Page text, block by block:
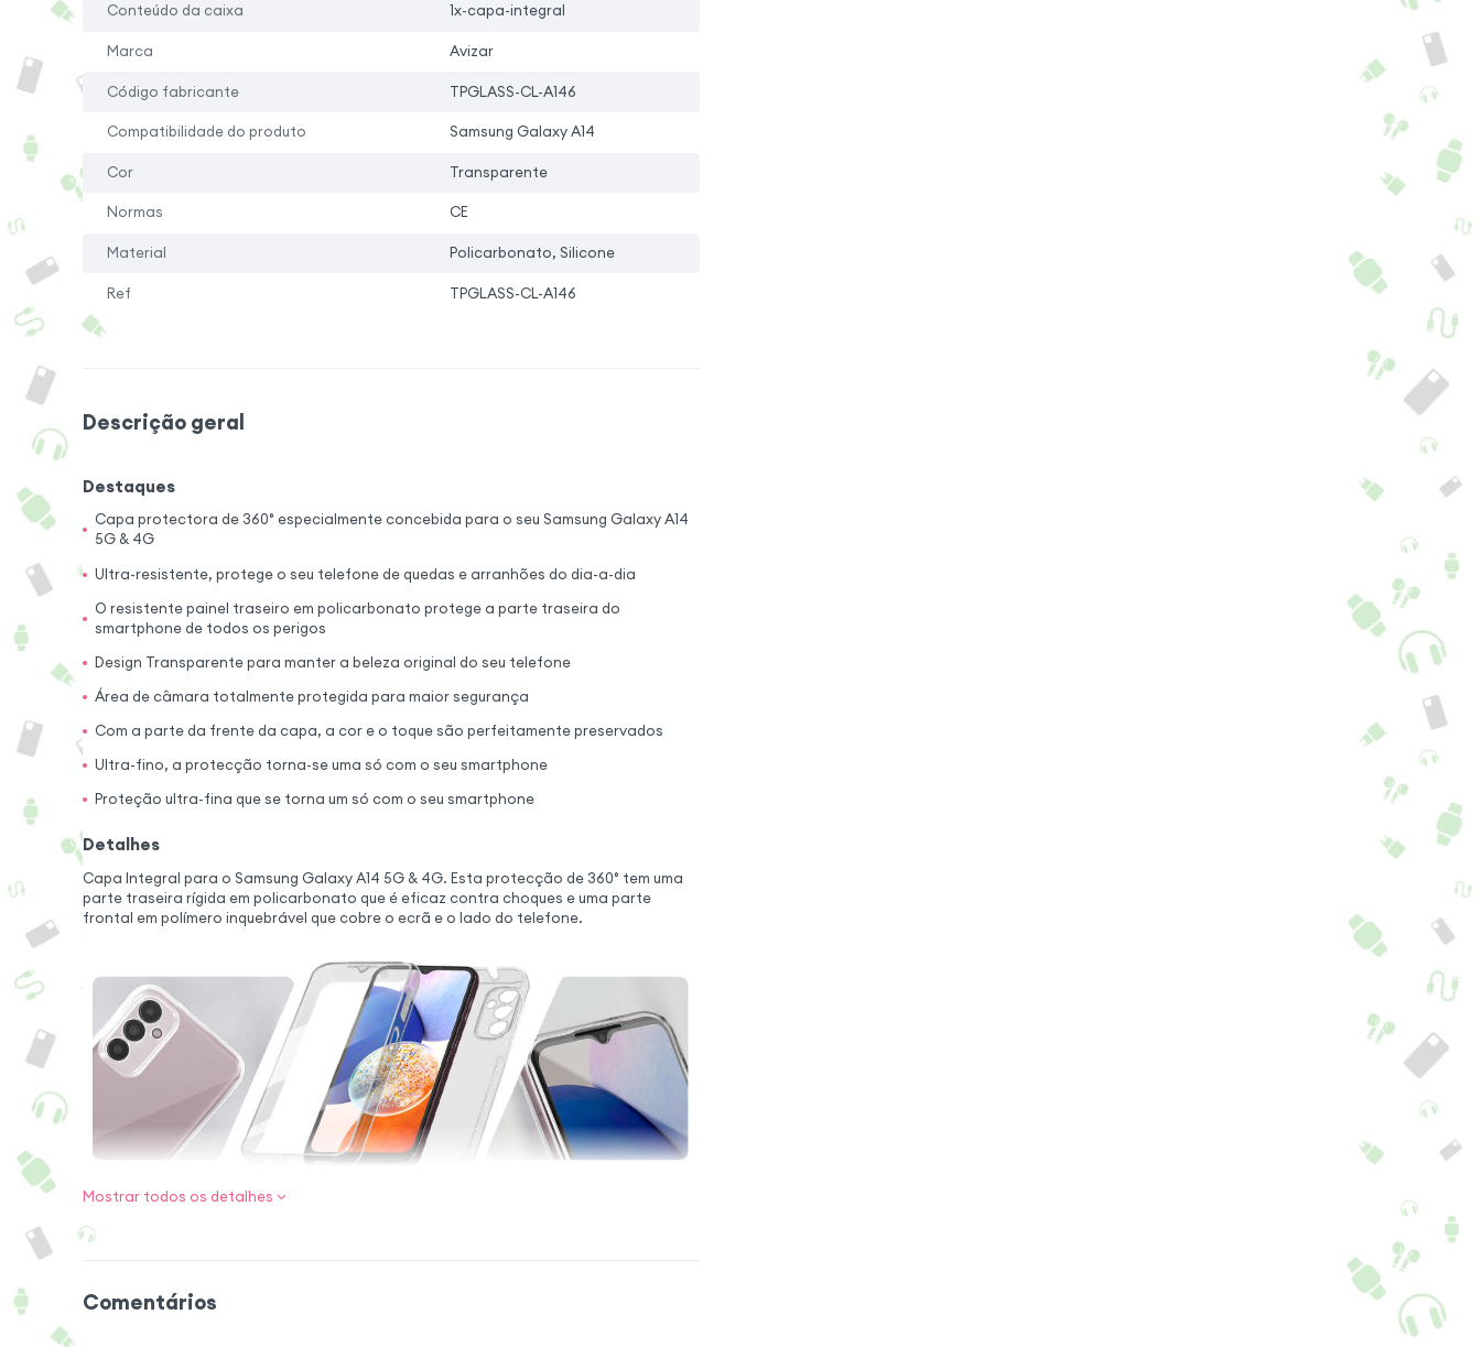
Conteúdo da caixa 1x-capa-integral
Marca Avizar
Código fabricante TPGLASS-CL-A146
Compatibilidade do produto Samsung Galaxy A14
Cor Transparente
Normas CE
Material Policarbonato, Silicone
Ref TPGLASS-CL-A146
Descrição geral
Destaques
Capa protectora de 360° especialmente concebida para o seu Samsung Galaxy A14
5G & 4G
Ultra-resistente, protege o seu telefone de quedas e arranhões do dia-a-dia
O resistente painel traseiro em policarbonato protege a parte traseira do
smartphone de todos os perigos
Design Transparente para manter a beleza original do seu telefone
Área de câmara totalmente protegida para maior segurança
Com a parte da frente da capa, a cor e o toque são perfeitamente preservados
Ultra-fino, a protecção torna-se uma só com o seu smartphone
Proteção ultra-fina que se torna um só com o seu smartphone
Detalhes
Capa Integral para o Samsung Galaxy A14 5G & 4G. Esta protecção de 360° tem uma
parte traseira rígida em policarbonato que é eficaz contra choques e uma parte
frontal em polímero inquebrável que cobre o ecrã e o lado do telefone.
Mostrar todos os detalhes
Comentários